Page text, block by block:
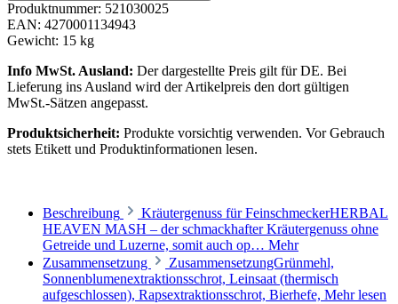
Produktnummer: 521030025
EAN: 4270001134943
Gewicht: 15 kg
Info MwSt. Ausland: Der dargestellte Preis gilt für DE. Bei
Lieferung ins Ausland wird der Artikelpreis den dort gültigen
MwSt.-Sätzen angepasst.
Produktsicherheit: Produkte vorsichtig verwenden. Vor Gebrauch
stets Etikett und Produktinformationen lesen.
Beschreibung
Kräutergenuss für FeinschmeckerHERBAL
HEAVEN MASH – der schmackhafter Kräutergenuss ohne
Getreide und Luzerne, somit auch op… Mehr
Zusammensetzung
ZusammensetzungGrünmehl,
Sonnenblumenextraktionsschrot, Leinsaat (thermisch
aufgeschlossen), Rapsextraktionsschrot, Bierhefe, Mehr lesen